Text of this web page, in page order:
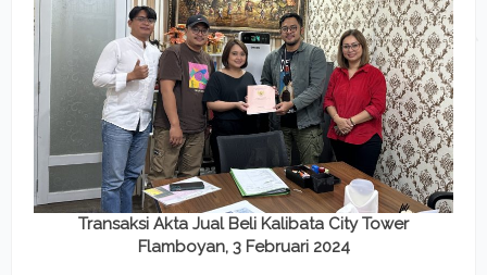
Transaksi Akta Jual Beli Kalibata City Tower
Flamboyan, 3 Februari 2024